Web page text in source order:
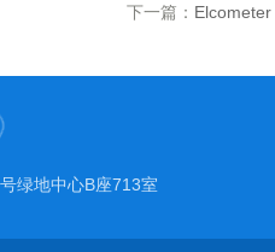
下一篇：
绿地中心B座713室